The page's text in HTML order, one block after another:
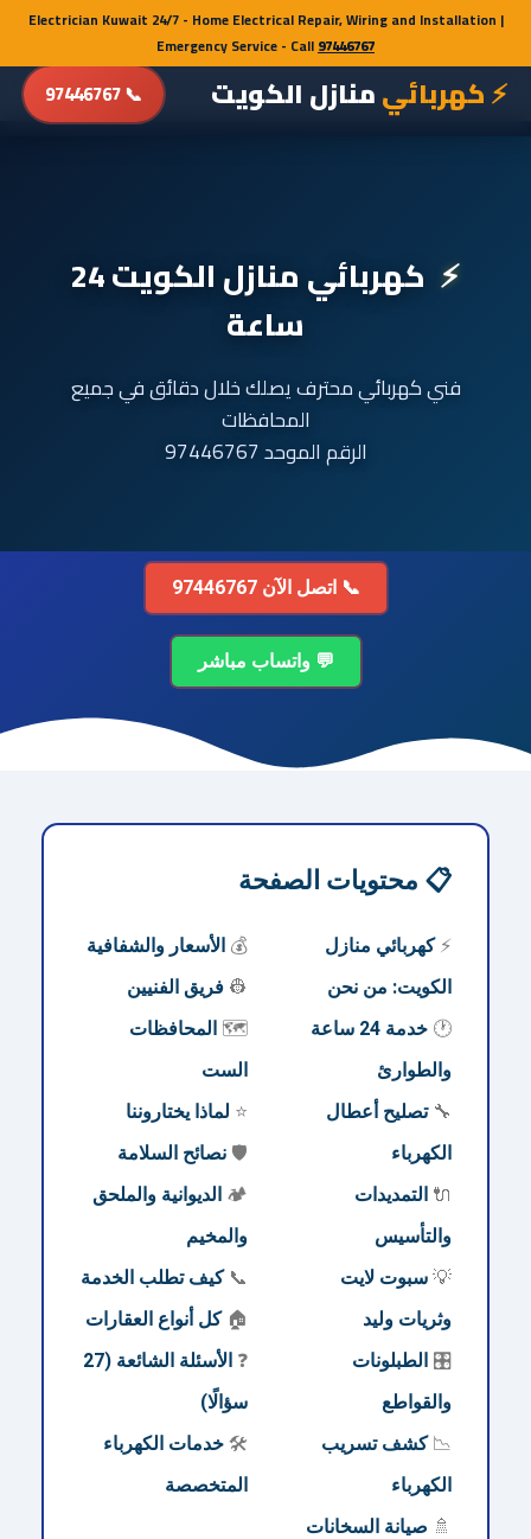
Electrician Kuwait 24/7 - Home Electrical Repair, Wiring and Installation |
Emergency Service - Call97446767
Electrician Kuwait 24/7 - Home Electrical Repair, Wiring and Installation |
Emergency Service - Call97446767
⚡ كهربائيمنازل الكويت 📞 97446767
كهربائي منازل الكويت 24
ساعة
فني كهربائي محترف يصلك خلال دقائق في جميع
المحافظات
الرقم الموحد 97446767
📞 اتصل الآن 97446767
💬 واتساب مباشر
📋 محتويات الصفحة
⚡كهربائي منازل
الكويت: من نحن
🕐
خدمة 24 ساعة
والطوارئ
🔧تصليح أعطال
الكهرباء
🔌 التمديدات
والتأسيس
💡 سبوت لايت
وثريات وليد
🎛️ الطبلونات
والقواطع
📉كشف تسريب
الكهرباء
🚿 صيانة السخانات
💰 الأسعار والشفافية
👷 فريق الفنيين
🗺️ المحافظات
الست
⭐ لماذا يختاروننا
🛡️ نصائح السلامة
🏕️ الديوانية والملحق
والمخيم
📞كيف تطلب الخدمة
🏠كل أنواع العقارات
❓
الأسئلة الشائعة (27
سؤالًا)
🛠️ خدمات الكهرباء
المتخصصة